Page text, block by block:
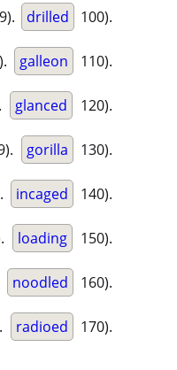
drilled 100).
galleon 110).
glanced 120).
gorilla 130).
incaged 140).
loading 150).
noodled 160).
radioed 170).